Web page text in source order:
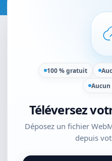
100 % gratuit
Téléversez
Déposez un fichier
depuis